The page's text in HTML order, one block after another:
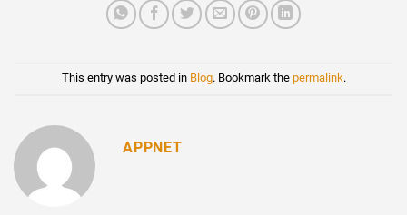
This entry was posted in Blog. Bookmark the permalink.
APPNET